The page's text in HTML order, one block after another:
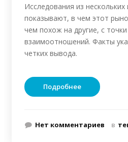
Исследования из нескольких
показывают, в чем этот
чем похож на другие, с
взаимоотношений. Факты
четких вывода.
Подробнее
Нет комментариев в